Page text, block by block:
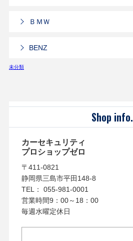
ＢＭＷ
BENZ
未分類
Shop info.
カーセキュリティ
プロショップゼロ
〒411-0821
静岡県三島市平田148-8
TEL： 055-981-0001
営業時間9：00～18：00
毎週水曜定休日